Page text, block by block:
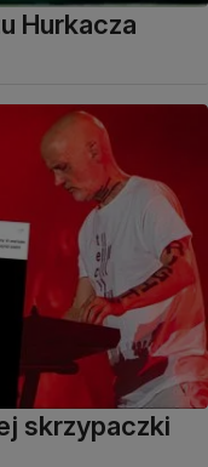
Hurkacza
skrzypaczki